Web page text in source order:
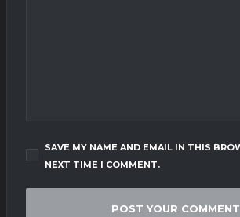
SAVE MY NAME AND EMAIL IN THIS
NEXT TIME I COMMENT.